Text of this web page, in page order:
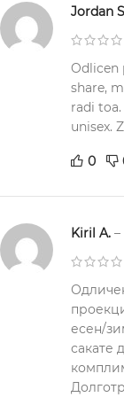
Jordan
Odlicen
share,
radi
unisex.
0
Kiril A. –
есен/
сакате